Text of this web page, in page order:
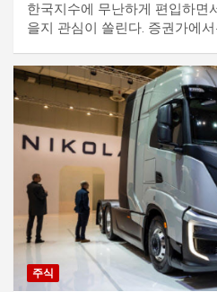
한국지수에 무난하게 편입하면
을지 관심이 쏠린다. 증권가에
주식